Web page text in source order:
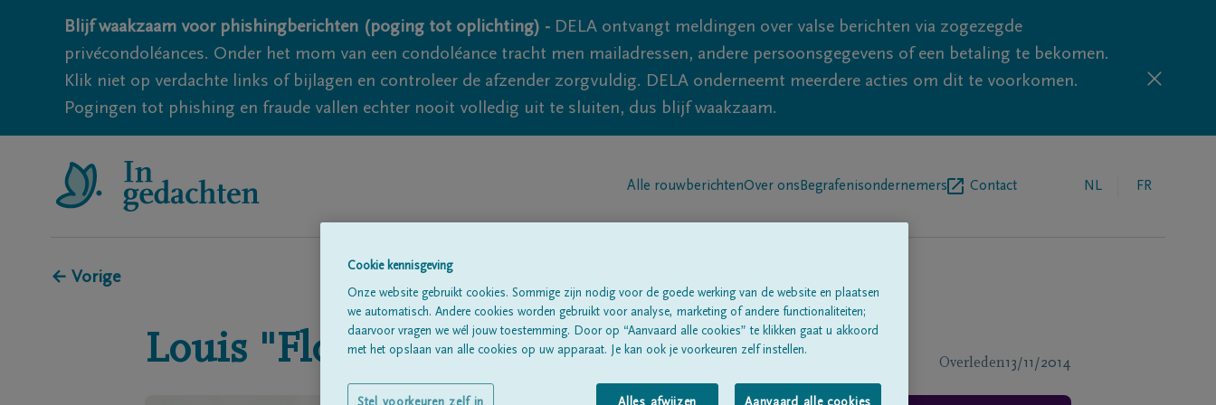
Blijf waakzaam voor phishingberichten (poging tot oplichting) - DELA ontvangt meldingen over valse berichten via zogezegde
privécondoléances. Onder het mom van een condoléance tracht men mailadressen, andere persoonsgegevens of een betaling te bekomen.
Klik niet op verdachte links of bijlagen en controleer de afzender zorgvuldig. DELA onderneemt meerdere acties om dit te voorkomen.
Pogingen tot phishing en fraude vallen echter nooit volledig uit te sluiten, dus blijf waakzaam.
Alle rouwberichtenOver ons Begrafenisondernemers Contact NL FR
← Vorige
Louis "Floris" Mathues Overleden13/11/2014
Cookie kennisgeving
Onze website gebruikt cookies. Sommige zijn nodig voor de goede werking van de website en plaatsen
we automatisch. Andere cookies worden gebruikt voor analyse, marketing of andere functionaliteiten;
daarvoor vragen we wél jouw toestemming. Door op “Aanvaard alle cookies” te klikken gaat u akkoord
met het opslaan van alle cookies op uw apparaat. Je kan ook je voorkeuren zelf instellen.